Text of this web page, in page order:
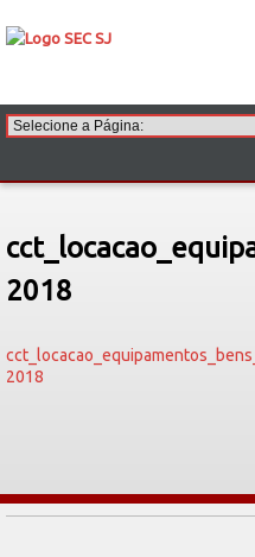
2018
2018